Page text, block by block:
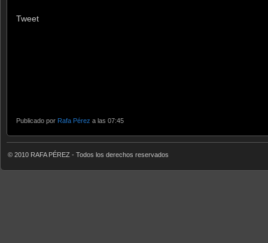
Tweet
Publicado por Rafa Pérez a las 07:45
© 2010 RAFA PÉREZ - Todos los derechos reservados